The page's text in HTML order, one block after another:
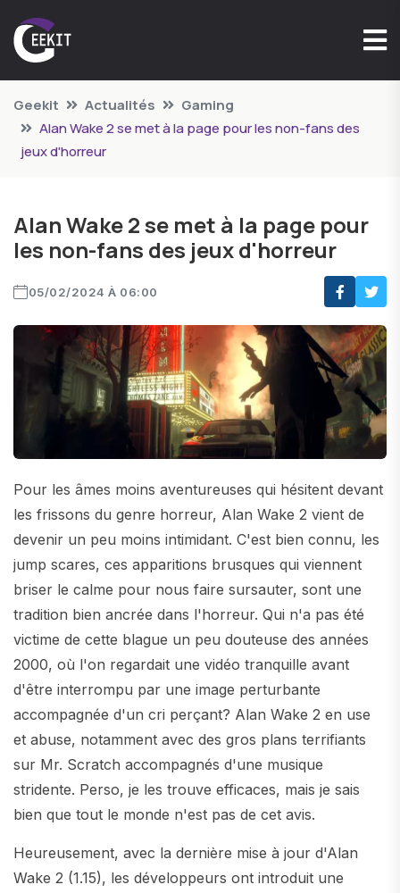
Geekit Actualités
Gaming
Alan Wake 2 se met à la page pour les non-fans des
jeux d'horreur
Alan Wake 2 se met à la page pour
les non-fans des jeux d'horreur
05/02/2024 À 06:00
Pour les âmes moins aventureuses qui hésitent devant
les frissons du genre horreur, Alan Wake 2 vient de
devenir un peu moins intimidant. C'est bien connu, les
jump scares, ces apparitions brusques qui viennent
briser le calme pour nous faire sursauter, sont une
tradition bien ancrée dans l'horreur. Qui n'a pas été
victime de cette blague un peu douteuse des années
2000, où l'on regardait une vidéo tranquille avant
d'être interrompu par une image perturbante
accompagnée d'un cri perçant? Alan Wake 2 en use
et abuse, notamment avec des gros plans terrifiants
sur Mr. Scratch accompagnés d'une musique
stridente. Perso, je les trouve efficaces, mais je sais
bien que tout le monde n'est pas de cet avis.
Heureusement, avec la dernière mise à jour d'Alan
Wake 2 (1.15), les développeurs ont introduit une